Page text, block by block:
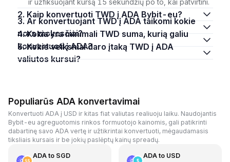
2. Kaip konvertuoti TWD į ADA Bybit-eu?
3. Ar konvertuojant TWD į ADA taikomi kokie
nors mokesčiai?
4. Kokia yra minimali TWD suma, kurią galiu
konvertuoti į ADA?
5. Kokie veiksniai daro įtaką TWD į ADA
valiutos kursui?
Populiarūs ADA konvertavimai
Konvertuoti ADA į USD ir kitas fiat valiutas realiuoju laiku. Naudojantis
Bybit-eu agreguotomis rinkos formuotojo kainomis, gali patikrinti
dabartinę savo ADA vertę ir užtikrintai konvertuoti, mėgaudamasis
tiksliais kursais ir be jokių paslėptų kainų spreadų.
ADAto SGD ADAto USD